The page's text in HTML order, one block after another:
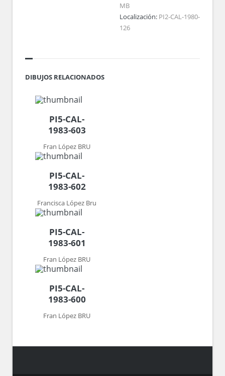
MB
Localización: PI2-CAL-1980-
126
DIBUJOS RELACIONADOS
PI5-CAL-
1983-603
Fran López BRU
PI5-CAL-
1983-602
Francisca López Bru
PI5-CAL-
1983-601
Fran López BRU
PI5-CAL-
1983-600
Fran López BRU